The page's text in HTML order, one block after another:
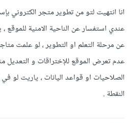
عندي استفسار عن الناحية الامنية للموقع
عن مرحلة التعلم او التطوير ، لو علمت
عدم تعرض الموقع للإختراقات و التعديل
الصلاحيات او قواعد اليانات ، ياريت لو
النقطة .